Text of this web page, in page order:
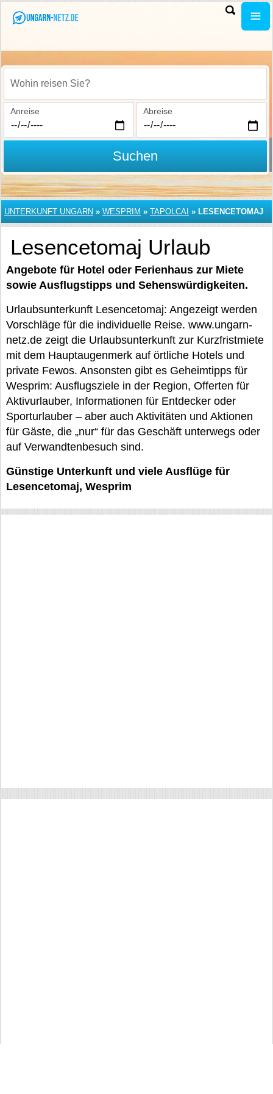
Wohin reisen Sie?
Anreise Abreise
Suchen
UNTERKUNFT UNGARN » WESPRIM » TAPOLCAI » LESENCETOMAJ
Lesencetomaj Urlaub
Angebote für Hotel oder Ferienhaus zur Miete
sowie Ausflugstipps und Sehenswürdigkeiten.
Urlaubsunterkunft Lesencetomaj: Angezeigt werden
Vorschläge für die individuelle Reise. www.ungarn-
netz.de zeigt die Urlaubsunterkunft zur Kurzfristmiete
mit dem Hauptaugenmerk auf örtliche Hotels und
private Fewos. Ansonsten gibt es Geheimtipps für
Wesprim: Ausflugsziele in der Region, Offerten für
Aktivurlauber, Informationen für Entdecker oder
Sporturlauber – aber auch Aktivitäten und Aktionen
für Gäste, die „nur“ für das Geschäft unterwegs oder
auf Verwandtenbesuch sind.
Günstige Unterkunft und viele Ausflüge für
Lesencetomaj, Wesprim